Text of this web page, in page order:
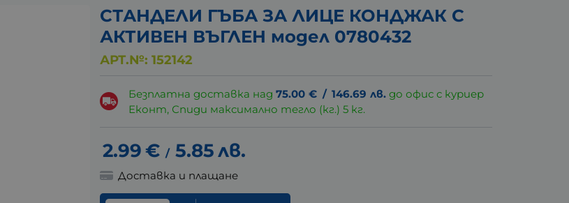
СТАНДЕЛИ ГЪБА ЗА ЛИЦЕ КОНДЖАК С
АКТИВЕН ВЪГЛЕН модел 0780432
АРТ.№: 152142
Безплатна доставка над75.00 € / 146.69 лв. до офис с куриер
Еконт, Спиди максимално тегло (кг.) 5 кг.
2.99€ / 5.85лв.
Доставка и плащане